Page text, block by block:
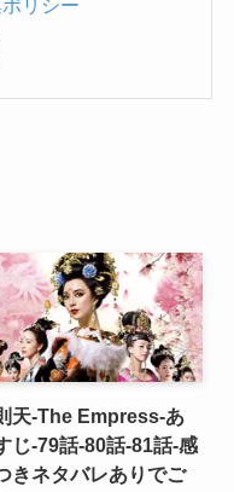
リシー
天-The Empress-あ
じ-79話-80話-81話-感
きネタバレありでご